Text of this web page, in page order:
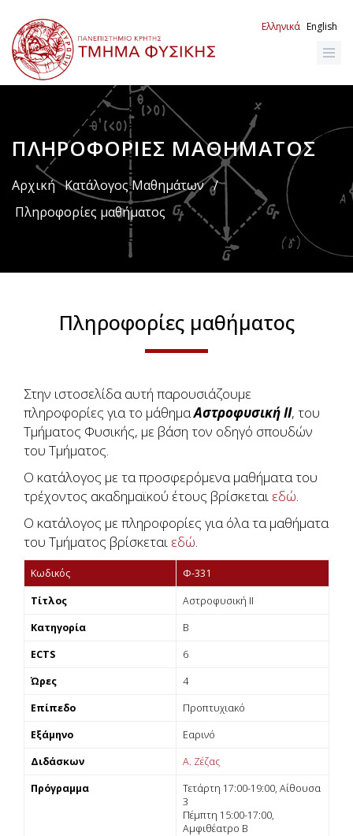
προς
το
κυρίως
περιεχόμενο
Ελληνικά English
ΠΛΗΡΟΦΟΡΊΕΣ ΜΑΘΉΜΑΤΟΣ
Breadcrumb
Αρχική Κατάλογος Μαθημάτων /
Πληροφορίες μαθήματος
Πληροφορίες μαθήματος
Στην ιστοσελίδα αυτή παρουσιάζουμε
πληροφορίες για το μάθημαΑστροφυσική ΙΙ, του
Τμήματος Φυσικής, με βάση τον οδηγό σπουδών
του Τμήματος.
Ο κατάλογος με τα προσφερόμενα μαθήματα του
τρέχοντος ακαδημαϊκού έτους βρίσκεται εδώ.
Ο κατάλογος με πληροφορίες για όλα τα μαθήματα
του Τμήματος βρίσκεται εδώ.
Κωδικός Φ-331
Τίτλος
Αστροφυσική ΙΙ
Κατηγορία
Β
ECTS
6
Ώρες
4
Επίπεδο
Προπτυχιακό
Εξάμηνο
Εαρινό
Διδάσκων
Α. Ζέζας
Πρόγραμμα
Τετάρτη 17:00-19:00, Αίθουσα
3
Πέμπτη 15:00-17:00,
Αμφιθέατρο Β